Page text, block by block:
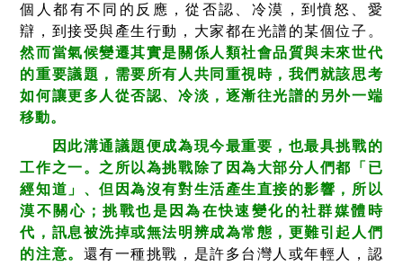
個人都有不同的反應，從否認、冷漠，到憤怒、愛
辯，到接受與產生行動，大家都在光譜的某個位子。
然而當氣候變遷其實是關係人類社會品質與未來世代
的重要議題，需要所有人共同重視時，我們就該思考
如何讓更多人從否認、冷淡，逐漸往光譜的另外一端
移動。
因此溝通議題便成為現今最重要，也最具挑戰的
工作之一。之所以為挑戰除了因為大部分人們都「已
經知道」、但因為沒有對生活產生直接的影響，所以
漠不關心；挑戰也是因為在快速變化的社群媒體時
代，訊息被洗掉或無法明辨成為常態，更難引起人們
的注意。 還有一種挑戰，是許多台灣人或年輕人，認